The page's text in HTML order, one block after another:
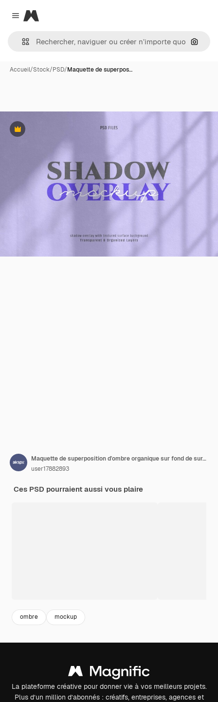
Close menu
Magnific
Accueil/Stock/PSD/Maquette de superpos…
Premium
Maquette de superposition d'ombre organique sur fond de surface texturée Psd
user17882893
Ces PSD pourraient aussi vous plaire
ombre mockup
La plateforme créative pour donner vie à vos meilleurs projets.
Plus d’un million d’abonnés : créatifs, entreprises, agences et